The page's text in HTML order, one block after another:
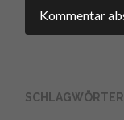
SCHLAGWÖRTER